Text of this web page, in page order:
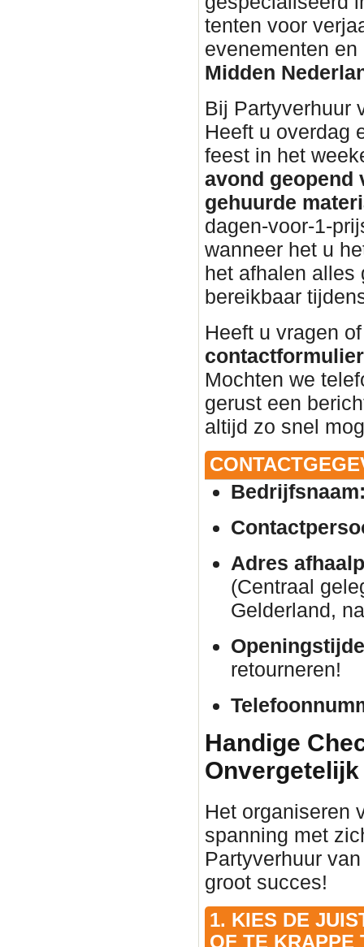
tenten voor
evenementen
Midden
Bij Partyverhuur
Heeft u overdag
feest in het
avond geopend
gehuurde
dagen-voor-1-
wanneer het u
het afhalen alles
bereikbaar
Heeft u vragen
Mochten we
gerust een
altijd zo snel
Adres
(Centraal
Gelderland,
retourneren!
Handige
Het organiseren
spanning met
Partyverhuur
groot succes!
1. KIES DE
OF TE KRAPPE